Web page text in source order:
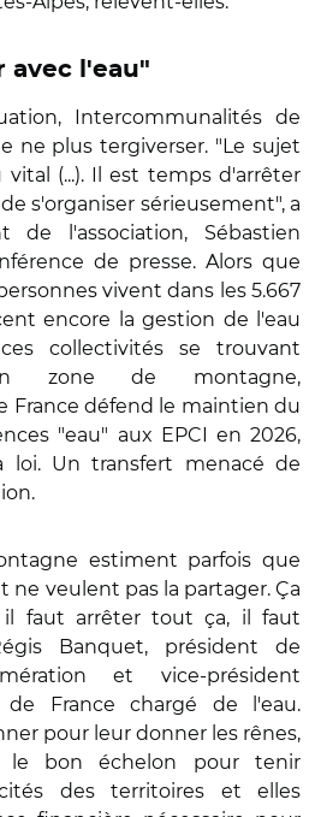
avec l'eau"
Intercommunalités de
ne plus tergiverser. "Le sujet
(...). Il est temps d'arrêter
s'organiser sérieusement", a
de l'association, Sébastien
de presse. Alors que
vivent dans les 5.667
encore la gestion de l'eau
collectivités se trouvant
zone de montagne,
France défend le maintien du
"eau" aux EPCI en 2026,
loi. Un transfert menacé de
estiment parfois que
ne veulent pas la partager. Ça
faut arrêter tout ça, il faut
Banquet, président de
et vice-président
de France chargé de l'eau.
pour leur donner les rênes,
le bon échelon pour tenir
des territoires et elles